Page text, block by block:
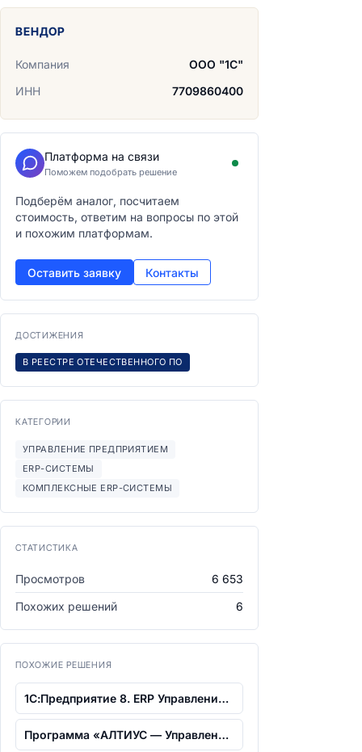
ВЕНДОР
Компания
ООО "1С"
ИНН
7709860400
Платформа на связи
Поможем подобрать решение
Подберём аналог, посчитаем
стоимость, ответим на вопросы по этой
и похожим платформам.
Оставить заявку Контакты
ДОСТИЖЕНИЯ
В РЕЕСТРЕ ОТЕЧЕСТВЕННОГО ПО
КАТЕГОРИИ
УПРАВЛЕНИЕ ПРЕДПРИЯТИЕМ
ERP-СИСТЕМЫ
КОМПЛЕКСНЫЕ ERP-СИСТЕМЫ
СТАТИСТИКА
Просмотров
6 653
Похожих решений
6
ПОХОЖИЕ РЕШЕНИЯ
1С:Предприятие 8. ERP Управление строи...
Программа «АЛТИУС — Управление строите...